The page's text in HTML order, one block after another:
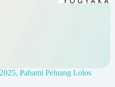
Pahami Peluang Lolos